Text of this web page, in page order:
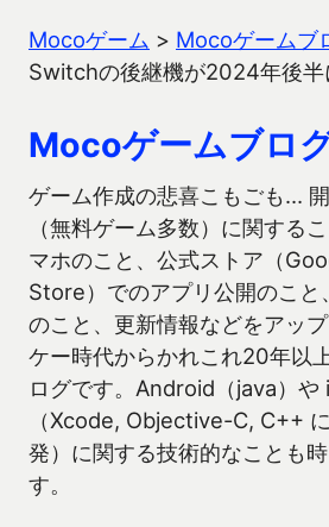
Mocoゲーム > Mocoゲームブ
Switchの後継機が2024年後半
Mocoゲームブロ
ゲーム作成の悲喜こもごも…
（無料ゲーム多数）に関する
マホのこと、公式ストア（
Store）でのアプリ公開のこと
のこと、更新情報などをアッ
ケー時代からかれこれ20年以
ログです。Android（java）や
（Xcode, Objective-C, C++
発）に関する技術的なことも
す。